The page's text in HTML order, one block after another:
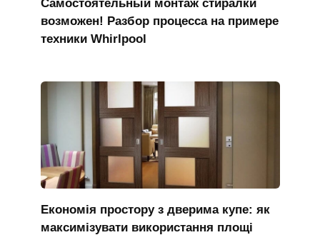
Самостоятельный монтаж стиралки
возможен! Разбор процесса на примере
техники Whirlpool
Економія простору з дверима купе: як
максимізувати використання площі